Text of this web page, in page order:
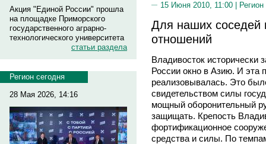
Акция "Единой России" прошла
на площадке Приморского
государственного аграрно-
технологического университета
статьи раздела
Регион сегодня
28 Мая 2026, 14:16
15 Июня 2010, 11:00 |
Для наших соседей
отношений
Владивосток исторически
России окно в Азию. И эта
реализовывалась. Это
свидетельством силы
мощный оборонительный
защищать. Крепость
фортификационное
средства и силы. По